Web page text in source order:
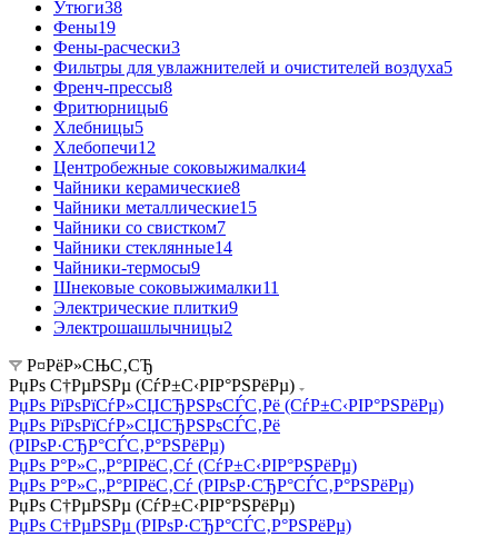
Утюги38
Фены19
Фены-расчески3
Фильтры для увлажнителей и очистителей воздуха5
Френч-прессы8
Фритюрницы6
Хлебницы5
Хлебопечи12
Центробежные соковыжималки4
Чайники керамические8
Чайники металлические15
Чайники со свистком7
Чайники стеклянные14
Чайники-термосы9
Шнековые соковыжималки11
Электрические плитки9
Электрошашлычницы2
Р¤РёР»СЊС‚СЂ
РџРѕ С†РµРЅРµ (СѓР±С‹РІР°РЅРёРµ)
РџРѕ РїРѕРїСѓР»СЏСЂРЅРѕСЃС‚Рё (СѓР±С‹РІР°РЅРёРµ)
РџРѕ РїРѕРїСѓР»СЏСЂРЅРѕСЃС‚Рё
(РІРѕР·СЂР°СЃС‚Р°РЅРёРµ)
РџРѕ Р°Р»С„Р°РІРёС‚Сѓ (СѓР±С‹РІР°РЅРёРµ)
РџРѕ Р°Р»С„Р°РІРёС‚Сѓ (РІРѕР·СЂР°СЃС‚Р°РЅРёРµ)
РџРѕ С†РµРЅРµ (СѓР±С‹РІР°РЅРёРµ)
РџРѕ С†РµРЅРµ (РІРѕР·СЂР°СЃС‚Р°РЅРёРµ)